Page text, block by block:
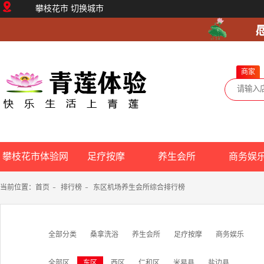
攀枝花市 切换城市
商家
攀枝花市体验网 足疗按摩 养生会所 商务娱
当前位置： 首页 - 排行榜 - 东区机场养生会所综合排行榜
全部分类 桑拿洗浴 养生会所 足疗按摩 商务娱乐